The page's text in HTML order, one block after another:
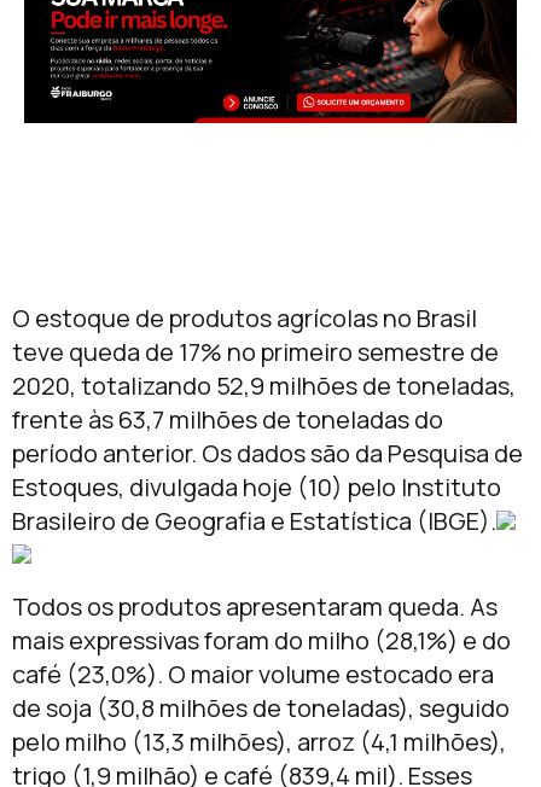
O estoque de produtos agrícolas no Brasil
teve queda de 17% no primeiro semestre de
2020, totalizando 52,9 milhões de toneladas,
frente às 63,7 milhões de toneladas do
período anterior. Os dados são da Pesquisa de
Estoques, divulgada hoje (10) pelo Instituto
Brasileiro de Geografia e Estatística (IBGE).
Todos os produtos apresentaram queda. As
mais expressivas foram do milho (28,1%) e do
café (23,0%). O maior volume estocado era
de soja (30,8 milhões de toneladas), seguido
pelo milho (13,3 milhões), arroz (4,1 milhões),
trigo (1,9 milhão) e café (839,4 mil). Esses